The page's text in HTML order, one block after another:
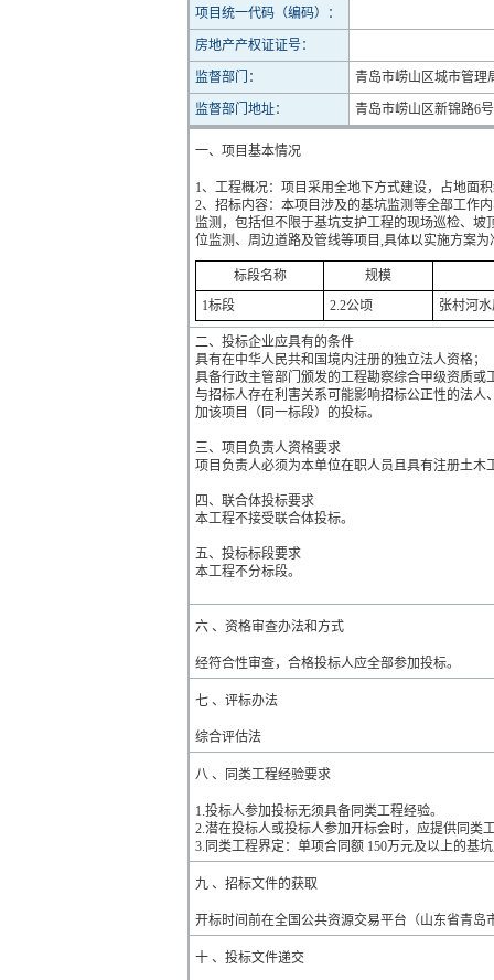
项目统一代码（编码）：
房地产产权证证号：
监督部门： 青岛市崂山区城市管理
监督部门地址： 青岛市崂山区新锦路6号
一、项目基本情况
1、工程概况：项目采用全地下方式建设，占地面
2、招标内容：本项目涉及的基坑监测等全部工作
监测，包括但不限于基坑支护工程的现场巡检、
位监测、周边道路及管线等项目,具体以实施方案为
标段名称
规模
1标段
2.2公顷 张村河
二、投标企业应具有的条件
具有在中华人民共和国境内注册的独立法人资格；
具备行政主管部门颁发的工程勘察综合甲级资质
与招标人存在利害关系可能影响招标公正性的法
加该项目（同一标段）的投标。
三、项目负责人资格要求
项目负责人必须为本单位在职人员且具有注册土木
四、联合体投标要求
本工程不接受联合体投标。
五、投标标段要求
本工程不分标段。
六 、资格审查办法和方式
经符合性审查，合格投标人应全部参加投标。
七 、评标办法
综合评估法
八 、同类工程经验要求
1.投标人参加投标无须具备同类工程经验。
2.潜在投标人或投标人参加开标会时，应提供同类
3.同类工程界定：单项合同额 150万元及以上的基
九 、招标文件的获取
开标时间前在全国公共资源交易平台（山东省青岛
十 、投标文件递交